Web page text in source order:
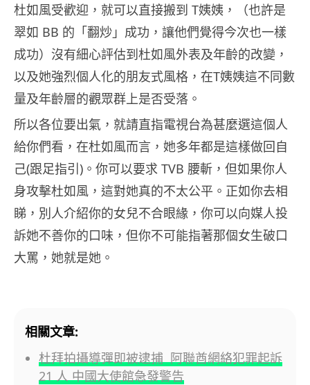
杜如風受歡迎，就可以直接搬到 T姨姨，（也許是
翠如 BB 的「翻炒」成功，讓他們覺得今次也一樣
成功）沒有細心評估到杜如風外表及年齡的改變，
以及她強烈個人化的朋友式風格，在T姨姨這不同數
量及年齡層的觀眾群上是否受落。
所以各位要出氣，就請直指電視台為甚麼選這個人
給你們看，在杜如風而言，她多年都是這樣做回自
己(跟足指引)。你可以要求 TVB 腰斬，但如果你人
身攻擊杜如風，這對她真的不太公平。正如你去相
睇，別人介紹你的女兒不合眼緣，你可以向媒人投
訴她不善你的口味，但你不可能指著那個女生破口
大罵，她就是她。
相關文章:
杜拜拍攝導彈即被逮捕 阿聯酋網絡犯罪起訴
21 人 中國大使館急發警告